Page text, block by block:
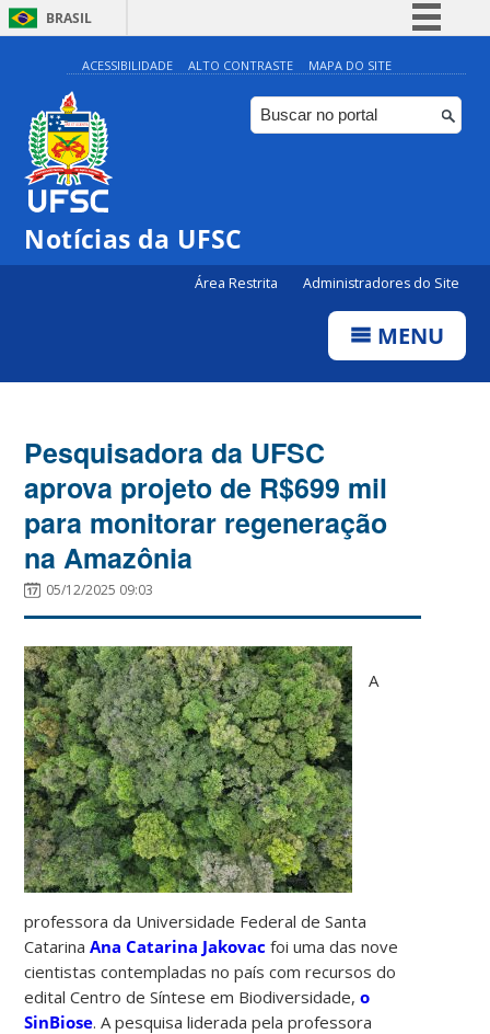
BRASIL
Simplifique!
Comunica BR
Participe
ACESSIBILIDADE ALTO CONTRASTE MAPA DO SITE
Notícias da UFSC
Área Restrita Administradores do Site
MENU
Pesquisadora da UFSC
aprova projeto de R$699 mil
para monitorar regeneração
na Amazônia
05/12/2025 09:03
A
professora da Universidade Federal de Santa
CatarinaAna Catarina Jakovac foi uma das nove
cientistas contempladas no país com recursos do
edital Centro de Síntese em Biodiversidade, o
SinBiose. A pesquisa liderada pela professora